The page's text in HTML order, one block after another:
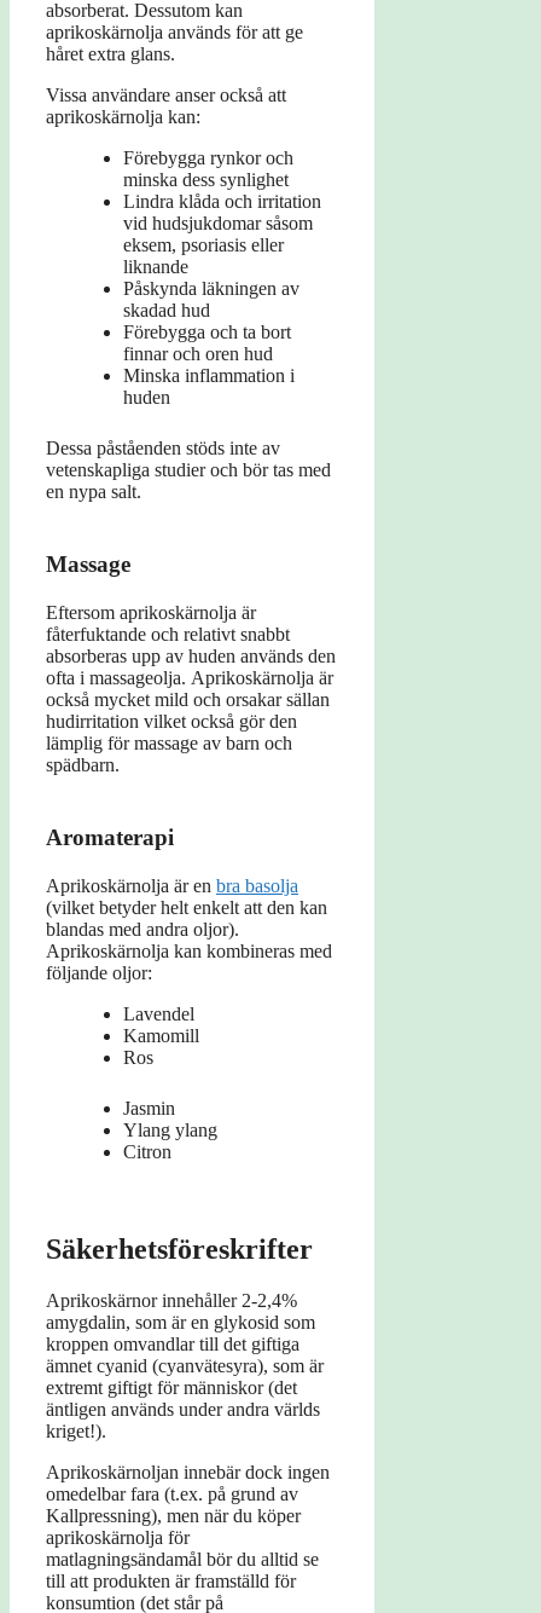
absorberat. Dessutom kan
aprikoskärnolja används för att ge
håret extra glans.
Vissa användare anser också att
aprikoskärnolja kan:
Förebygga rynkor och
minska dess synlighet
Lindra klåda och irritation
vid hudsjukdomar såsom
eksem, psoriasis eller
liknande
Påskynda läkningen av
skadad hud
Förebygga och ta bort
finnar och oren hud
Minska inflammation i
huden
Dessa påståenden stöds inte av
vetenskapliga studier och bör tas med
en nypa salt.
Massage
Eftersom aprikoskärnolja är
fåterfuktande och relativt snabbt
absorberas upp av huden används den
ofta i massageolja. Aprikoskärnolja är
också mycket mild och orsakar sällan
hudirritation vilket också gör den
lämplig för massage av barn och
spädbarn.
Aromaterapi
Aprikoskärnolja är en bra basolja
(vilket betyder helt enkelt att den kan
blandas med andra oljor).
Aprikoskärnolja kan kombineras med
följande oljor:
Lavendel
Kamomill
Ros
Jasmin
Ylang ylang
Citron
Säkerhetsföreskrifter
Aprikoskärnor innehåller 2-2,4%
amygdalin, som är en glykosid som
kroppen omvandlar till det giftiga
ämnet cyanid (cyanvätesyra), som är
extremt giftigt för människor (det
äntligen används under andra världs
kriget!).
Aprikoskärnoljan innebär dock ingen
omedelbar fara (t.ex. på grund av
Kallpressning), men när du köper
aprikoskärnolja för
matlagningsändamål bör du alltid se
till att produkten är framställd för
konsumtion (det står på